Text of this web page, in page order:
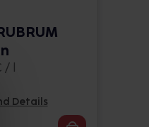
l
Details